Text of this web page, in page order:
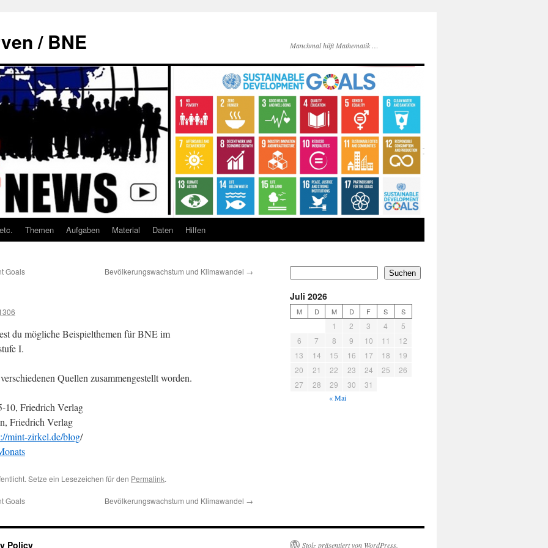
/ BNE Manchmal hilft Mathematik …
Themen Aufgaben Material Daten Hilfen
Goals Bevölkerungswachstum und Klimawandel →
du mögliche Beispielthemen für BNE im
I.
Quellen zusammengestellt worden.
10, Friedrich Verlag
Friedrich Verlag
mint-zirkel.de/blog/
Setze ein Lesezeichen für den Permalink.
Goals Bevölkerungswachstum und Klimawandel →
Suchen
Juli 2026
M D M D F S S
1 2 3 4
5
6
7 8 9 10 11
12
13
14 15 16 17 18
19
20
21 22 23 24 25
26
27
28 29 30 31
« Mai
Policy Stolz präsentiert von WordPress.